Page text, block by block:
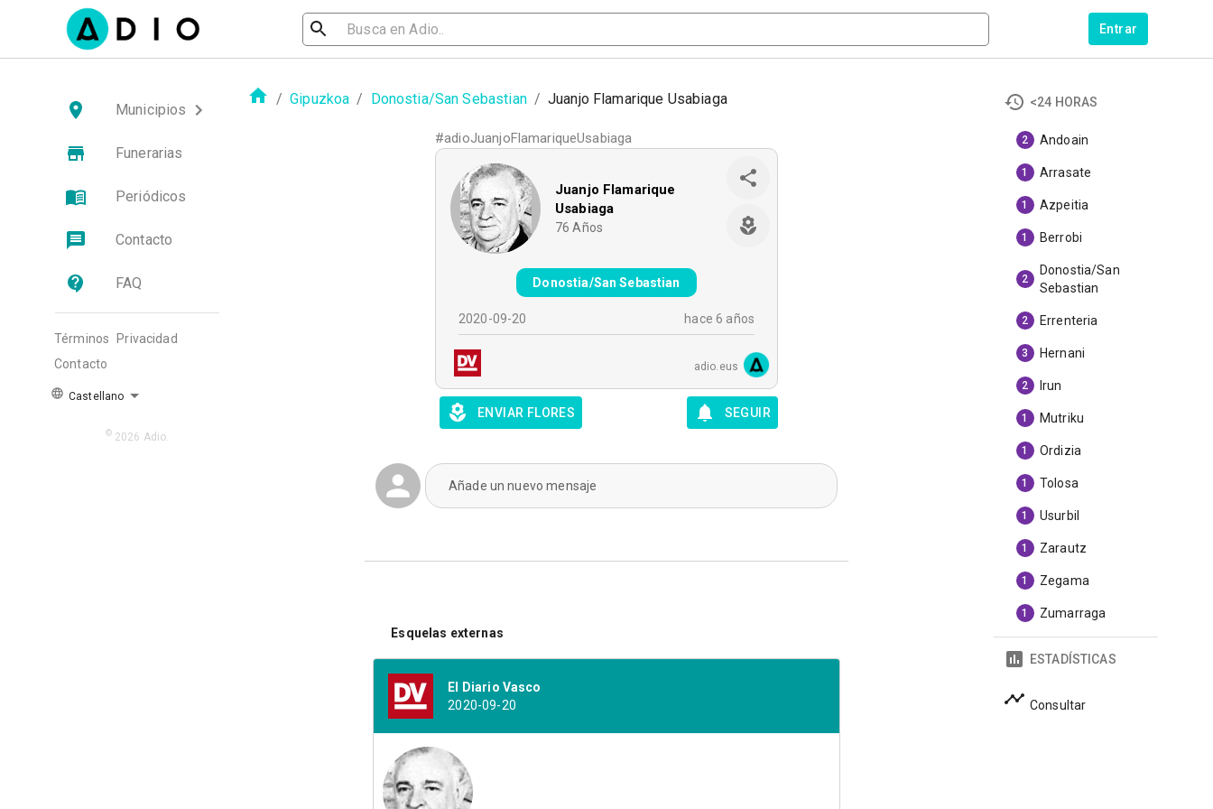
Entrar
Municipios
Funerarias
Periódicos
Contacto
FAQ
Términos
Privacidad
Contacto
Castellano
© 2026 Adio.
/ Gipuzkoa / Donostia/San Sebastian / Juanjo Flamarique Usabiaga
#adioJuanjoFlamariqueUsabiaga
Juanjo Flamarique
Usabiaga
76 Años
Donostia/San Sebastian
2020-09-20 hace 6 años
adio.eus
ENVIAR FLORES SEGUIR
Añade un nuevo mensaje
Esquelas externas
El Diario Vasco
2020-09-20
<24 HORAS
2 Andoain
1 Arrasate
1 Azpeitia
1 Berrobi
2
Donostia/San
Sebastian
2 Errenteria
3 Hernani
2 Irun
1 Mutriku
1 Ordizia
1 Tolosa
1 Usurbil
1 Zarautz
1 Zegama
1 Zumarraga
ESTADÍSTICAS
Consultar